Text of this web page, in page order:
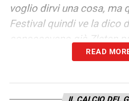
voglio dirvi una cosa, ma
Festival quindi ve la dico
conoscevano già Zlatan
Festival, ma Zlatan è
fai sfide con te stesso
READ